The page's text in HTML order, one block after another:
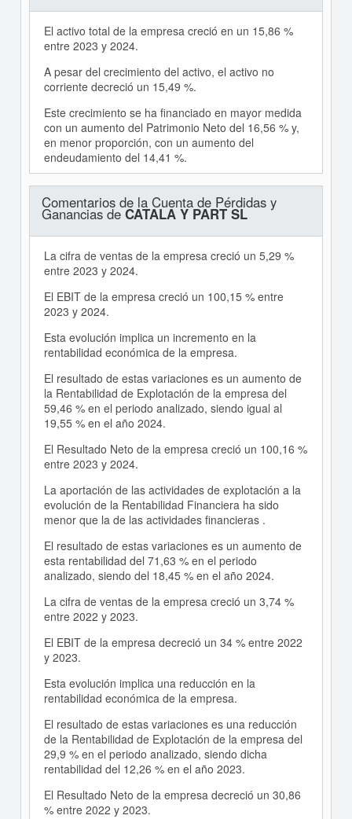
El activo total de la empresa creció en un 15,86 %
entre 2023 y 2024.
A pesar del crecimiento del activo, el activo no
corriente decreció un 15,49 %.
Este crecimiento se ha financiado en mayor medida
con un aumento del Patrimonio Neto del 16,56 % y,
en menor proporción, con un aumento del
endeudamiento del 14,41 %.
Comentarios de la Cuenta de Pérdidas y
Ganancias deCATALA Y PART SL
La cifra de ventas de la empresa creció un 5,29 %
entre 2023 y 2024.
El EBIT de la empresa creció un 100,15 % entre
2023 y 2024.
Esta evolución implica un incremento en la
rentabilidad económica de la empresa.
El resultado de estas variaciones es un aumento de
la Rentabilidad de Explotación de la empresa del
59,46 % en el periodo analizado, siendo igual al
19,55 % en el año 2024.
El Resultado Neto de la empresa creció un 100,16 %
entre 2023 y 2024.
La aportación de las actividades de explotación a la
evolución de la Rentabilidad Financiera ha sido
menor que la de las actividades financieras .
El resultado de estas variaciones es un aumento de
esta rentabilidad del 71,63 % en el periodo
analizado, siendo del 18,45 % en el año 2024.
La cifra de ventas de la empresa creció un 3,74 %
entre 2022 y 2023.
El EBIT de la empresa decreció un 34 % entre 2022
y 2023.
Esta evolución implica una reducción en la
rentabilidad económica de la empresa.
El resultado de estas variaciones es una reducción
de la Rentabilidad de Explotación de la empresa del
29,9 % en el periodo analizado, siendo dicha
rentabilidad del 12,26 % en el año 2023.
El Resultado Neto de la empresa decreció un 30,86
% entre 2022 y 2023.